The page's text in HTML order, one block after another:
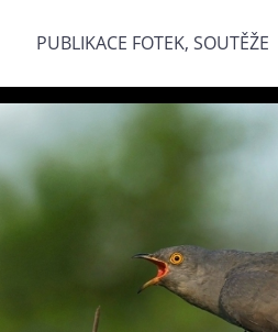
PUBLIKACE FOTEK, SOUTĚŽE